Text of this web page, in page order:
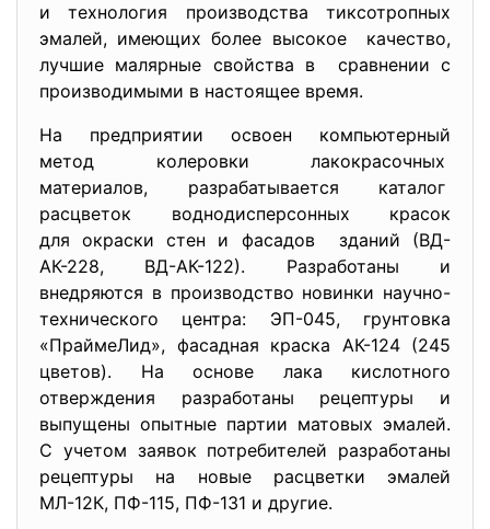
и технология производства тиксотропных
эмалей, имеющих более высокое качество,
лучшие малярные свойства в сравнении с
производимыми в настоящее время.
На предприятии освоен компьютерный
метод колеровки лакокрасочных
материалов, разрабатывается каталог
расцветок воднодисперсонных красок
для окраски стен и фасадов зданий (ВД-
АК-228, ВД-АК-122). Разработаны и
внедряются в производство новинки научно-
технического центра: ЭП-045, грунтовка
«ПраймеЛид», фасадная краска АК-124 (245
цветов). На основе лака кислотного
отверждения разработаны рецептуры и
выпущены опытные партии матовых эмалей.
С учетом заявок потребителей разработаны
рецептуры на новые расцветки эмалей
МЛ-12К, ПФ-115, ПФ-131 и другие.